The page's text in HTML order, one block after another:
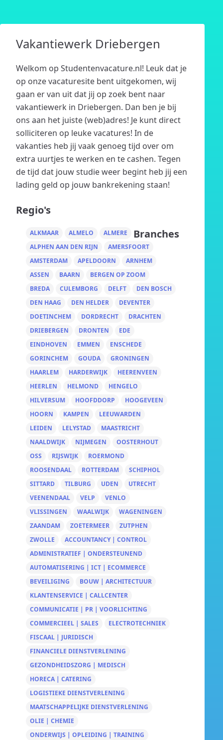
Vakantiewerk Driebergen
Welkom op Studentenvacature.nl! Leuk dat je
op onze vacaturesite bent uitgekomen, wij
gaan er van uit dat jij op zoek bent naar
vakantiewerk in Driebergen. Dan ben je bij
ons aan het juiste (web)adres! Je kunt direct
solliciteren op leuke vacatures! In de
vakanties heb jij vaak genoeg tijd over om
extra uurtjes te werken en te cashen. Tegen
de tijd dat jouw studie weer begint heb jij een
lading geld op jouw bankrekening staan!
Regio's
ALKMAAR ALMELO
ALMERE
ALPHEN AAN DEN RIJN
AMERSFOORT
AMSTERDAM
APELDOORN
ARNHEM
ASSEN
BAARN
BERGEN OP ZOOM
BREDA
CULEMBORG DELFT
DEN BOSCH
DEN HAAG
DEN HELDER
DEVENTER
DOETINCHEM
DORDRECHT
DRACHTEN
DRIEBERGEN
DRONTEN
EDE
EINDHOVEN
EMMEN
ENSCHEDE
GORINCHEM
GOUDA
GRONINGEN
HAARLEM
HARDERWIJK
HEERENVEEN
HEERLEN
HELMOND
HENGELO
HILVERSUM
HOOFDDORP
HOOGEVEEN
HOORN
KAMPEN
LEEUWARDEN
LEIDEN
LELYSTAD
MAASTRICHT
NAALDWIJK
NIJMEGEN
OOSTERHOUT
OSS
RIJSWIJK
ROERMOND
ROOSENDAAL
ROTTERDAM
SCHIPHOL
SITTARD
TILBURG UDEN
UTRECHT
VEENENDAAL
VELP
VENLO
VLISSINGEN
WAALWIJK
WAGENINGEN
ZAANDAM
ZOETERMEER
ZUTPHEN
ZWOLLE
Branches
ACCOUNTANCY | CONTROL
ADMINISTRATIEF | ONDERSTEUNEND
AUTOMATISERING | ICT | ECOMMERCE
BEVEILIGING
BOUW | ARCHITECTUUR
KLANTENSERVICE | CALLCENTER
COMMUNICATIE | PR | VOORLICHTING
COMMERCIEEL | SALES
ELECTROTECHNIEK
FISCAAL | JURIDISCH
FINANCIELE DIENSTVERLENING
GEZONDHEIDSZORG | MEDISCH
HORECA | CATERING
LOGISTIEKE DIENSTVERLENING
MAATSCHAPPELIJKE DIENSTVERLENING
OLIE | CHEMIE
ONDERWIJS | OPLEIDING | TRAINING